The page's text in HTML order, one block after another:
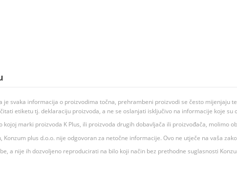
je svaka informacija o proizvodima točna, prehrambeni proizvodi se često
etiketu tj. deklaraciju proizvoda, a ne se oslanjati isključivo na informacije koje su
marki proizvoda K Plus, ili proizvoda drugih dobavljača ili proizvođača, molimo
plus d.o.o. nije odgovoran za netočne informacije. Ovo ne utječe na vaša
a nije ih dozvoljeno reproducirati na bilo koji način bez prethodne suglasnosti